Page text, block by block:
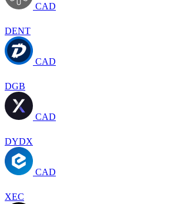
CAD
DENT
CAD
DGB
CAD
DYDX
CAD
XEC